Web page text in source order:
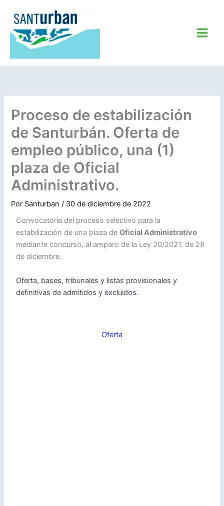
contenido
Proceso de estabilización
de Santurbán. Oferta de
empleo público, una (1)
plaza de Oficial
Administrativo.
Por Santurban/ 30 de diciembre de 2022
Convocatoria del proceso selectivo para la
estabilización de una plaza deOficial Administrativo
mediante concurso, al amparo de la Ley 20/2021, de 28
de diciembre.
Oferta, bases, tribunales y listas provisionales y
definitivas de admitidos y excluidos.
Oferta